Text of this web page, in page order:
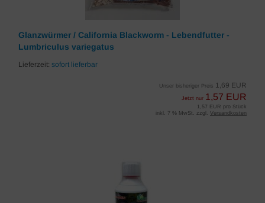
Glanzwürmer / California Blackworm - Lebendfutter -
Lumbriculus variegatus
Lieferzeit: sofort lieferbar
Unser bisheriger Preis 1,69 EUR
Jetzt nur 1,57 EUR
1,57 EUR pro Stück
inkl. 7 % MwSt. zzgl. Versandkosten